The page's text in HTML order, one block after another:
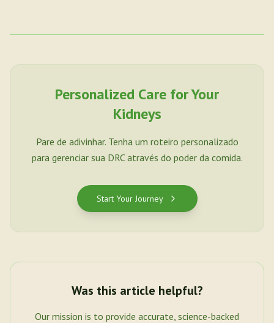
Personalized Care for Your
Kidneys
Pare de adivinhar. Tenha um roteiro personalizado
para gerenciar sua DRC através do poder da comida.
Start Your Journey
Was this article helpful?
Our mission is to provide accurate, science-backed